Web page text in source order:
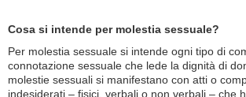
Cosa si intende per molestia sessuale?
Per molestia sessuale si intende ogni tipo di
connotazione sessuale che lede la dignità di
molestie sessuali si manifestano con atti o
indesiderati – fisici, verbali o non verbali – che